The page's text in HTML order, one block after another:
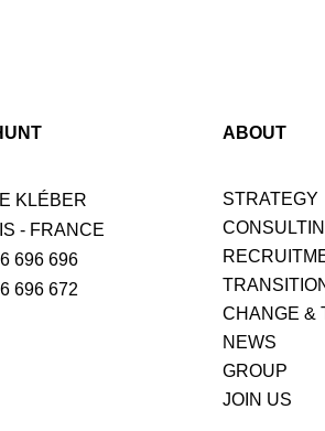
KLÉBER
- FRANCE
696 696
696 672
ABOUT
STRATEGY
CHANGE &
NEWS
GROUP
JOIN US